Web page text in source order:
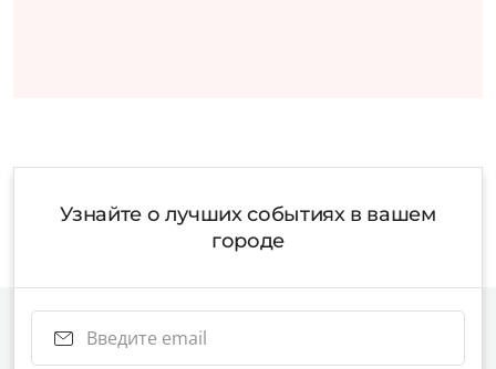
Узнайте о лучших событиях в вашем
городе